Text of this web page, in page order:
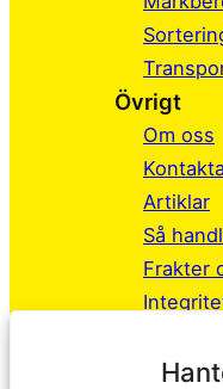
o
e
d
I
n
a
g
r
a
m
Övrigt
Om oss
Artiklar
Så
Frakter